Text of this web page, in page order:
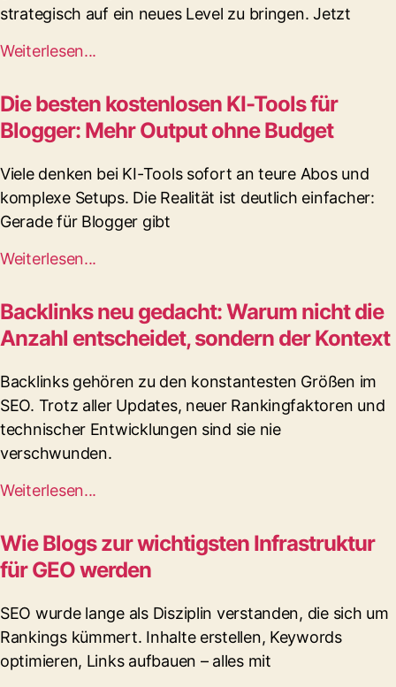
strategisch auf ein neues Level zu bringen. Jetzt
Weiterlesen...
Die besten kostenlosen KI-Tools für
Blogger: Mehr Output ohne Budget
Viele denken bei KI-Tools sofort an teure Abos und
komplexe Setups. Die Realität ist deutlich einfacher:
Gerade für Blogger gibt
Weiterlesen...
Backlinks neu gedacht: Warum nicht die
Anzahl entscheidet, sondern der Kontext
Backlinks gehören zu den konstantesten Größen im
SEO. Trotz aller Updates, neuer Rankingfaktoren und
technischer Entwicklungen sind sie nie
verschwunden.
Weiterlesen...
Wie Blogs zur wichtigsten Infrastruktur
für GEO werden
SEO wurde lange als Disziplin verstanden, die sich um
Rankings kümmert. Inhalte erstellen, Keywords
optimieren, Links aufbauen – alles mit